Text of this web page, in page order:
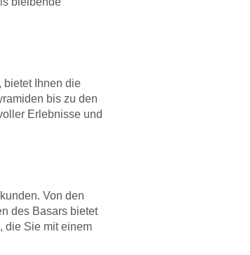
bietet Ihnen die
bis zu den
Erlebnisse und
Von den
des Basars bietet
die Sie mit einem